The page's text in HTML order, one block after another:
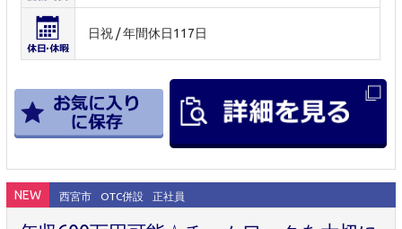
日祝 / 年間休日117日
NEW 西宮市 OTC併設 正社員